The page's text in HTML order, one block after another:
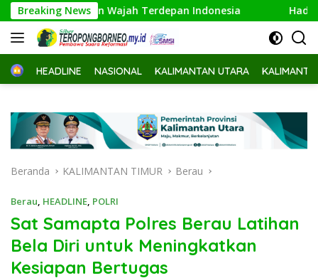
Langsung
ke
konten
Breaking NewsWajah Terdepan Indonesia Hadiri Pisah
HomeHEADLINE NASIONAL KALIMANTAN UTARA
Beranda KALIMANTAN TIMUR Berau
Berau, HEADLINE, POLRI
Sat Samapta Polres Berau Latihan
Bela Diri untuk Meningkatkan
Kesiapan Bertugas